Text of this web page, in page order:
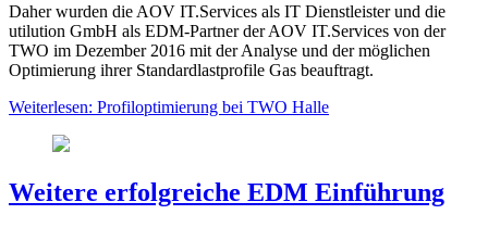
Daher wurden die AOV IT.Services als IT Dienstleister und die
utilution GmbH als EDM-Partner der AOV IT.Services von der
TWO im Dezember 2016 mit der Analyse und der möglichen
Optimierung ihrer Standardlastprofile Gas beauftragt.
Weiterlesen: Profiloptimierung bei TWO Halle
Weitere erfolgreiche EDM Einführung